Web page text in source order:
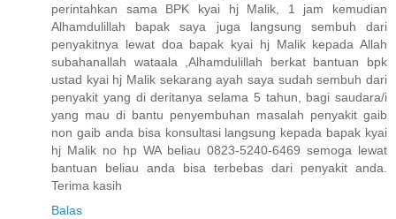
perintahkan sama BPK kyai hj Malik, 1 jam kemudian
Alhamdulillah bapak saya juga langsung sembuh dari
penyakitnya lewat doa bapak kyai hj Malik kepada Allah
subahanallah wataala ,Alhamdulillah berkat bantuan bpk
ustad kyai hj Malik sekarang ayah saya sudah sembuh dari
penyakit yang di deritanya selama 5 tahun, bagi saudara/i
yang mau di bantu penyembuhan masalah penyakit gaib
non gaib anda bisa konsultasi langsung kepada bapak kyai
hj Malik no hp WA beliau 0823-5240-6469 semoga lewat
bantuan beliau anda bisa terbebas dari penyakit anda.
Terima kasih
Balas